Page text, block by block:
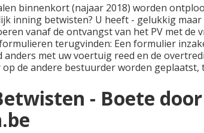
binnenkort (najaar 2018) worden
inning betwisten? U heeft - gelukkig maar
vanaf de ontvangst van het PV met de
terugvinden: Een formulier
anders met uw voertuig reed en de
de andere bestuurder worden geplaatst,
- Boete